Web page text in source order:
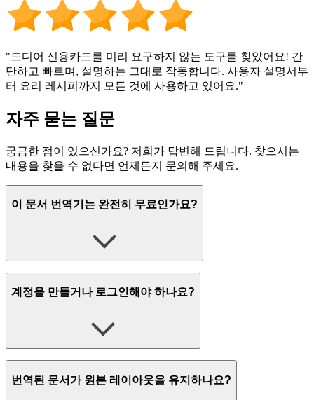
"드디어 신용카드를 미리 요구하지 않는 도구를 찾았어요! 간
단하고 빠르며, 설명하는 그대로 작동합니다. 사용자 설명서부
터 요리 레시피까지 모든 것에 사용하고 있어요."
자주 묻는 질문
궁금한 점이 있으신가요? 저희가 답변해 드립니다. 찾으시는
내용을 찾을 수 없다면 언제든지 문의해 주세요.
이 문서 번역기는 완전히 무료인가요?
계정을 만들거나 로그인해야 하나요?
번역된 문서가 원본 레이아웃을 유지하나요?